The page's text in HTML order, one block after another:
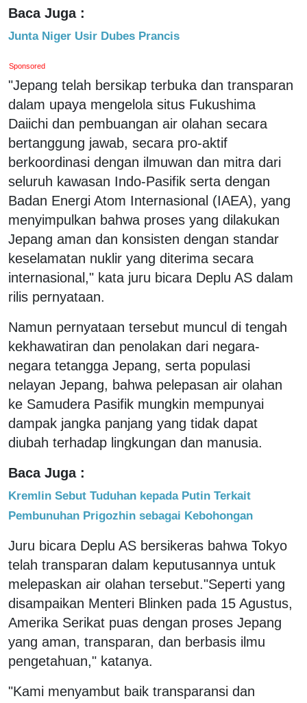
Baca Juga :
Junta Niger Usir Dubes Prancis
Sponsored
"Jepang telah bersikap terbuka dan transparan
dalam upaya mengelola situs Fukushima
Daiichi dan pembuangan air olahan secara
bertanggung jawab, secara pro-aktif
berkoordinasi dengan ilmuwan dan mitra dari
seluruh kawasan Indo-Pasifik serta dengan
Badan Energi Atom Internasional (IAEA), yang
menyimpulkan bahwa proses yang dilakukan
Jepang aman dan konsisten dengan standar
keselamatan nuklir yang diterima secara
internasional," kata juru bicara Deplu AS dalam
rilis pernyataan.
Namun pernyataan tersebut muncul di tengah
kekhawatiran dan penolakan dari negara-
negara tetangga Jepang, serta populasi
nelayan Jepang, bahwa pelepasan air olahan
ke Samudera Pasifik mungkin mempunyai
dampak jangka panjang yang tidak dapat
diubah terhadap lingkungan dan manusia.
Baca Juga :
Kremlin Sebut Tuduhan kepada Putin Terkait
Pembunuhan Prigozhin sebagai Kebohongan
Juru bicara Deplu AS bersikeras bahwa Tokyo
telah transparan dalam keputusannya untuk
melepaskan air olahan tersebut."Seperti yang
disampaikan Menteri Blinken pada 15 Agustus,
Amerika Serikat puas dengan proses Jepang
yang aman, transparan, dan berbasis ilmu
pengetahuan," katanya.
"Kami menyambut baik transparansi dan